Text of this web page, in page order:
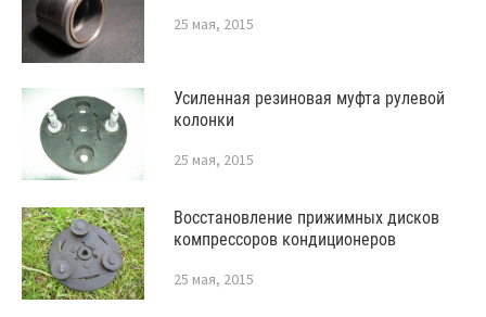
25 мая, 2015
Усиленная резиновая муфта рулевой
колонки
25 мая, 2015
Восстановление прижимных дисков
компрессоров кондиционеров
25 мая, 2015